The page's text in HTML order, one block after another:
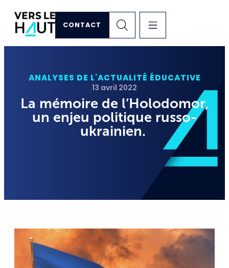
CONTACT
ANALYSES DE L'ACTUALITÉ ÉDUCATIVE
13 avril 2022
La mémoire de l’Holodomor,
un enjeu politique russo-
ukrainien.